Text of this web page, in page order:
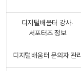
디지털배움터 강사·
서포터즈 정보
디지털배움터 문의자 관리